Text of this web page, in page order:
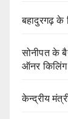
बहादुरगढ़ के
सोनीपत के
ऑनर
केन्द्रीय